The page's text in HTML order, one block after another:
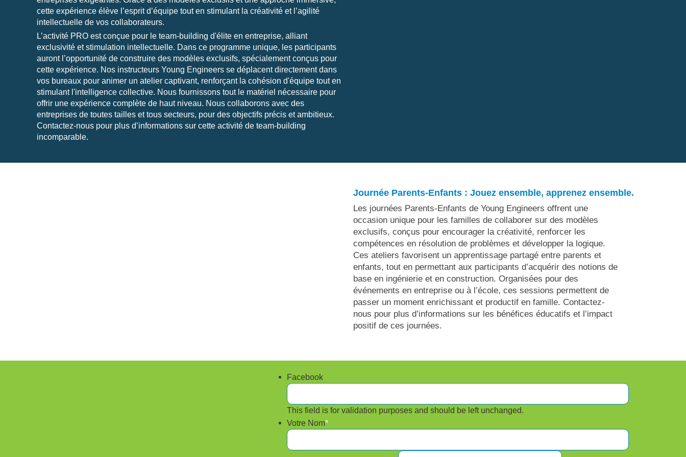
cette expérience élève l’esprit d’équipe tout en stimulant la créativité et l’agilité
intellectuelle de vos collaborateurs.
L’activité PRO est conçue pour le team-building d'élite en entreprise, alliant
exclusivité et stimulation intellectuelle. Dans ce programme unique, les participants
auront l’opportunité de construire des modèles exclusifs, spécialement conçus pour
cette expérience. Nos instructeurs Young Engineers se déplacent directement dans
vos bureaux pour animer un atelier captivant, renforçant la cohésion d'équipe tout en
stimulant l'intelligence collective. Nous fournissons tout le matériel nécessaire pour
offrir une expérience complète de haut niveau. Nous collaborons avec des
entreprises de toutes tailles et tous secteurs, pour des objectifs précis et ambitieux.
Contactez-nous pour plus d’informations sur cette activité de team-building
incomparable.
Journée Parents-Enfants : Jouez ensemble, apprenez ensemble.
Les journées Parents-Enfants de Young Engineers offrent une
occasion unique pour les familles de collaborer sur des modèles
exclusifs, conçus pour encourager la créativité, renforcer les
compétences en résolution de problèmes et développer la logique.
Ces ateliers favorisent un apprentissage partagé entre parents et
enfants, tout en permettant aux participants d’acquérir des notions de
base en ingénierie et en construction. Organisées pour des
événements en entreprise ou à l’école, ces sessions permettent de
passer un moment enrichissant et productif en famille. Contactez-
nous pour plus d’informations sur les bénéfices éducatifs et l’impact
positif de ces journées.
Facebook
This field is for validation purposes and should be left unchanged.
Votre Nom*